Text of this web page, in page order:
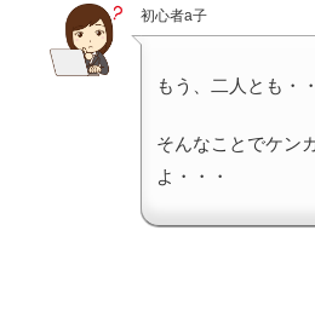
初心者a子
もう、二人とも・
そんなことでケン
よ・・・